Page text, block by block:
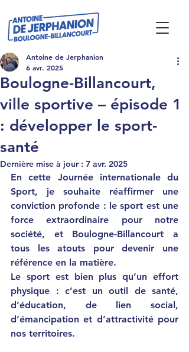
Boulogne-Billancourt,
ville sportive – épisode 1
: développer le sport-
santé
Antoine de Jerphanion
6 avr. 2025
Dernière mise à jour : 7 avr. 2025
En cette Journée internationale du
Sport, je souhaite réaffirmer une
conviction profonde : le sport est une
force extraordinaire pour notre
société, et Boulogne-Billancourt a
tous les atouts pour devenir une
référence en la matière.
Le sport est bien plus qu’un effort
physique : c’est un outil de santé,
d’éducation, de lien social,
d’émancipation et d’attractivité pour
nos territoires.